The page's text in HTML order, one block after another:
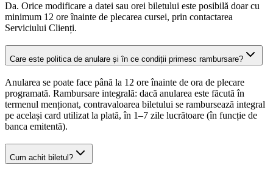
Da. Orice modificare a datei sau orei biletului este posibilă doar cu
minimum 12 ore înainte de plecarea cursei, prin contactarea
Serviciului Clienți.
Care este politica de anulare și în ce condiții primesc rambursare?
Anularea se poate face până la 12 ore înainte de ora de plecare
programată. Rambursare integrală: dacă anularea este făcută în
termenul menționat, contravaloarea biletului se rambursează integral
pe același card utilizat la plată, în 1–7 zile lucrătoare (în funcție de
banca emitentă).
Cum achit biletul?